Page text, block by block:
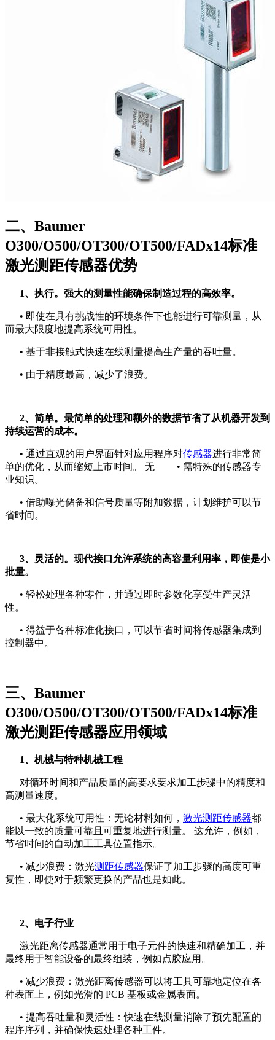
二、Baumer
O300/O500/OT300/OT500/FADx14标准
激光测距传感器优势
1、执行。强大的测量性能确保制造过程的高效率。
• 即使在具有挑战性的环境条件下也能进行可靠测量，从
而最大限度地提高系统可用性。
• 基于非接触式快速在线测量提高生产量的吞吐量。
• 由于精度最高，减少了浪费。
2、简单。最简单的处理和额外的数据节省了从机器开发到
持续运营的成本。
• 通过直观的用户界面针对应用程序对传感器进行非常简
单的优化，从而缩短上市时间。 无 • 需特殊的传感器专
业知识。
• 借助曝光储备和信号质量等附加数据，计划维护可以节
省时间。
3、灵活的。现代接口允许系统的高容量利用率，即使是小
批量。
• 轻松处理各种零件，并通过即时参数化享受生产灵活
性。
• 得益于各种标准化接口，可以节省时间将传感器集成到
控制器中。
三、Baumer
O300/O500/OT300/OT500/FADx14标准
激光测距传感器应用领域
1、机械与特种机械工程
对循环时间和产品质量的高要求要求加工步骤中的精度和
高测量速度。
• 最大化系统可用性：无论材料如何， 激光测距传感器都
能以一致的质量可靠且可重复地进行测量。 这允许，例如，
节省时间的自动加工工具位置指示。
• 减少浪费：激光测距传感器保证了加工步骤的高度可重
复性，即使对于频繁更换的产品也是如此。
2、电子行业
激光距离传感器通常用于电子元件的快速和精确加工，并
最终用于智能设备的最终组装，例如点胶应用。
• 减少浪费：激光距离传感器可以将工具可靠地定位在各
种表面上，例如光滑的 PCB 基板或金属表面。
• 提高吞吐量和灵活性：快速在线测量消除了预先配置的
程序序列，并确保快速处理各种工件。